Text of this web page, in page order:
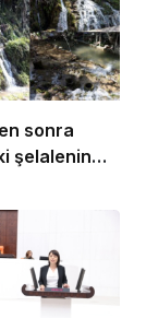
sonra
şelalenin